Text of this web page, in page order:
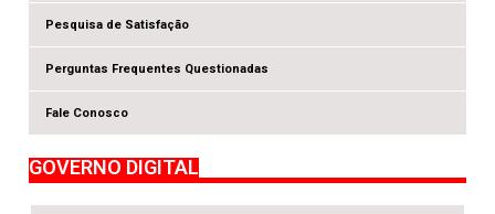
Pesquisa de Satisfação
Perguntas Frequentes Questionadas
Fale Conosco
GOVERNO DIGITAL